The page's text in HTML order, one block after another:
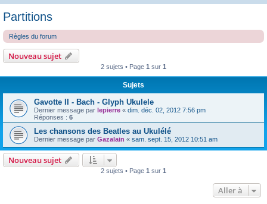
Partitions
Règles du forum
Nouveau sujet
2 sujets • Page 1 sur 1
Sujets
Gavotte II - Bach - Glyph Ukulele
Dernier message par lepierre « dim. déc. 02, 2012 7:56 pm
Réponses : 6
Les chansons des Beatles au Ukulélé
Dernier message par Gazalain « sam. sept. 15, 2012 10:51 am
Nouveau sujet
2 sujets • Page 1 sur 1
Aller à